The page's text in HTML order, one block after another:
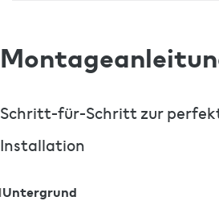
Schritt-für-Schritt zur
Installation
Untergrund